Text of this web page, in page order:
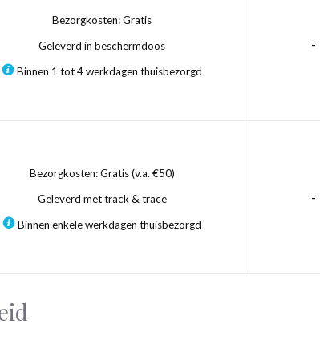
Bezorgkosten: Gratis
Geleverd in beschermdoos
Binnen 1 tot 4 werkdagen thuisbezorgd
-
Bezorgkosten: Gratis (v.a. €50)
Geleverd met track & trace
Binnen enkele werkdagen thuisbezorgd
-